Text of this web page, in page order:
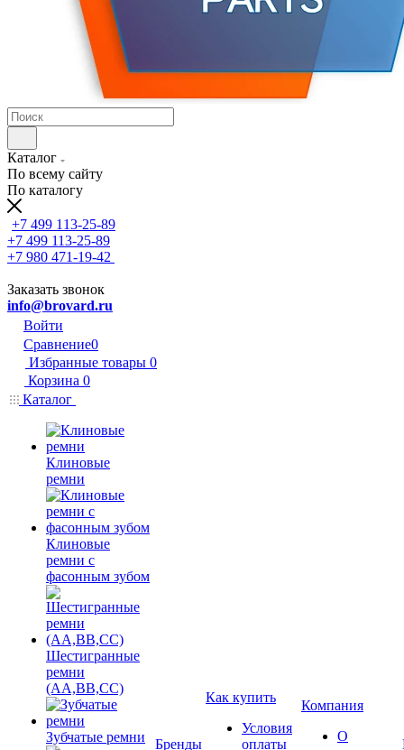
Каталог
По всему сайту
По каталогу
+7 499 113-25-89
+7 499 113-25-89
+7 980 471-19-42
Заказать звонок
info@brovard.ru
Войти
Сравнение0
Избранные товары 0
Корзина 0
Каталог
Клиновые
ремни
Клиновые
ремни с
фасонным зубом
Шестигранные
ремни
(AA,BB,CC)
Зубчатые ремни Бренды
Как купить
Условия
оплаты
Компания
О